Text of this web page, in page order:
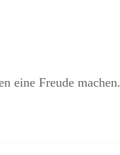
eine Freude machen.